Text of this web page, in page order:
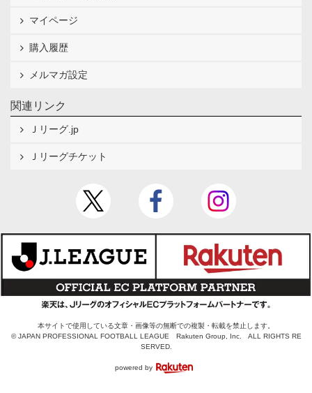
マイページ
購入履歴
メルマガ設定
関連リンク
Ｊリーグ.jp
Ｊリーグチケット
本サイトで使用している文章・画像等の無断での複製・転載を禁止します。
© JAPAN PROFESSIONAL FOOTBALL LEAGUE Rakuten Group, Inc. ALL RIGHTS RE
SERVED.
powered by